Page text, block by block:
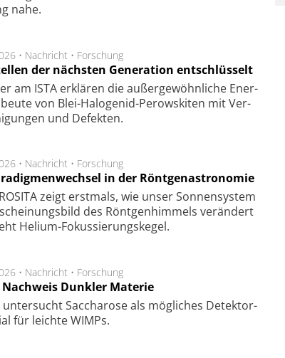
nahe.
• Nachricht • Forschung
der nächsten Generation entschlüsselt
am ISTA er­klä­ren die außer­ge­wöhn­li­che Ener­
von Blei-Halo­ge­nid-Perows­ki­ten mit Ver­
und De­fek­ten.
• Nachricht • Forschung
in der Röntgenastronomie
zeigt erst­mals, wie unser Son­nen­sys­tem
des Rönt­gen­him­mels ver­än­dert
Helium-Fokus­sie­rungs­ke­gel.
• Nachricht • Forschung
Nachweis Dunkler Materie
unter­sucht Saccha­ro­se als mög­li­ches De­tek­tor­
für leich­te WIMPs.